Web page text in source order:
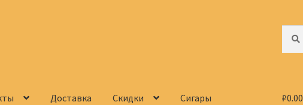
Доставка Скидки Сигары ₽0.00